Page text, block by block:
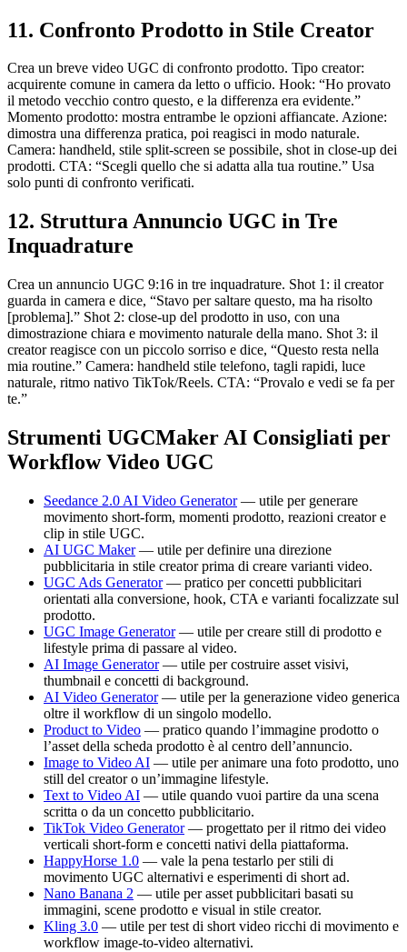
11. Confronto Prodotto in Stile Creator
Crea un breve video UGC di confronto prodotto. Tipo creator:
acquirente comune in camera da letto o ufficio. Hook: “Ho provato
il metodo vecchio contro questo, e la differenza era evidente.”
Momento prodotto: mostra entrambe le opzioni affiancate. Azione:
dimostra una differenza pratica, poi reagisci in modo naturale.
Camera: handheld, stile split-screen se possibile, shot in close-up dei
prodotti. CTA: “Scegli quello che si adatta alla tua routine.” Usa
solo punti di confronto verificati.
12. Struttura Annuncio UGC in Tre
Inquadrature
Crea un annuncio UGC 9:16 in tre inquadrature. Shot 1: il creator
guarda in camera e dice, “Stavo per saltare questo, ma ha risolto
[problema].” Shot 2: close-up del prodotto in uso, con una
dimostrazione chiara e movimento naturale della mano. Shot 3: il
creator reagisce con un piccolo sorriso e dice, “Questo resta nella
mia routine.” Camera: handheld stile telefono, tagli rapidi, luce
naturale, ritmo nativo TikTok/Reels. CTA: “Provalo e vedi se fa per
te.”
Strumenti UGCMaker AI Consigliati per
Workflow Video UGC
Seedance 2.0 AI Video Generator— utile per generare
movimento short-form, momenti prodotto, reazioni creator e
clip in stile UGC.
AI UGC Maker— utile per definire una direzione
pubblicitaria in stile creator prima di creare varianti video.
UGC Ads Generator— pratico per concetti pubblicitari
orientati alla conversione, hook, CTA e varianti focalizzate sul
prodotto.
UGC Image Generator— utile per creare still di prodotto e
lifestyle prima di passare al video.
AI Image Generator— utile per costruire asset visivi,
thumbnail e concetti di background.
AI Video Generator— utile per la generazione video generica
oltre il workflow di un singolo modello.
Product to Video — pratico quando l’immagine prodotto o
l’asset della scheda prodotto è al centro dell’annuncio.
Image to Video AI — utile per animare una foto prodotto, uno
still del creator o un’immagine lifestyle.
Text to Video AI — utile quando vuoi partire da una scena
scritta o da un concetto pubblicitario.
TikTok Video Generator— progettato per il ritmo dei video
verticali short-form e concetti nativi della piattaforma.
HappyHorse 1.0 — vale la pena testarlo per stili di
movimento UGC alternativi e esperimenti di short ad.
Nano Banana 2 — utile per asset pubblicitari basati su
immagini, scene prodotto e visual in stile creator.
Kling 3.0 — utile per test di short video ricchi di movimento e
workflow image-to-video alternativi.